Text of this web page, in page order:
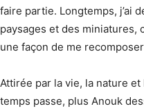
faire partie. Longtemps, j’ai
paysages et des miniatures,
une façon de me
Attirée par la vie, la nature
temps passe, plus Anouk